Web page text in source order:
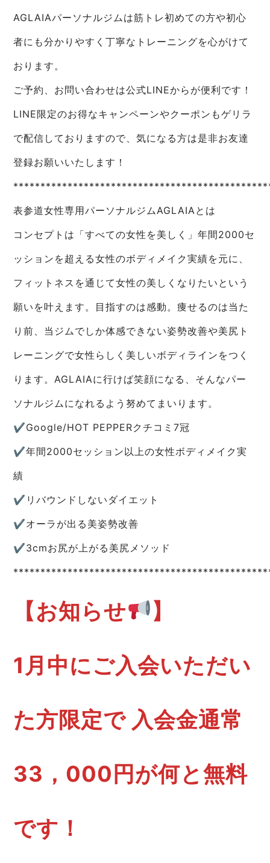
AGLAIAパーソナルジムは筋トレ初めての方や初心
者にも分かりやすく丁寧なトレーニングを心がけて
おります。
ご予約、お問い合わせは公式LINEからが便利です！
LINE限定のお得なキャンペーンやクーポンもゲリラ
で配信しておりますので、気になる方は是非お友達
登録お願いいたします！
表参道女性専用パーソナルジムAGLAIAとは
コンセプトは「すべての女性を美しく」年間2000セ
ッションを超える女性のボディメイク実績を元に、
フィットネスを通じて女性の美しくなりたいという
願いを叶えます。目指すのは感動。痩せるのは当た
り前、当ジムでしか体感できない姿勢改善や美尻ト
レーニングで女性らしく美しいボディラインをつく
ります。AGLAIAに行けば笑顔になる、そんなパー
ソナルジムになれるよう努めてまいります。
✔︎Google/HOT PEPPERクチコミ7冠
✔︎︎︎︎年間2000セッション以上の女性ボディメイク実
績
✔︎︎︎︎リバウンドしないダイエット
✔︎︎︎︎オーラが出る美姿勢改善
✔︎︎︎︎3cmお尻が上がる美尻メソッド
【お知らせ 】
1月中にご入会いただい
た方限定で 入会金通常
33，000円が何と無料
です！